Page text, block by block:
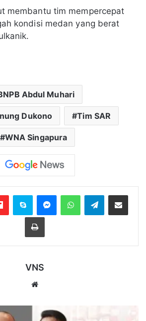
membantu tim mempercepat
kondisi medan yang berat
Abdul Muhari
Dukono Tim SAR
WNA Singapura
FlipboardSkype MessengerWhatsAppTelegramBagikan melalui Email
Cetak
VNS